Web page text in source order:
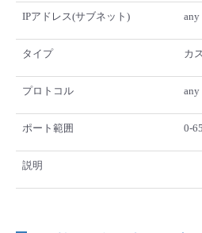
IPアドレス(サブネット) any
タイプ カ
プロトコル any
ポート範囲 0-
説明